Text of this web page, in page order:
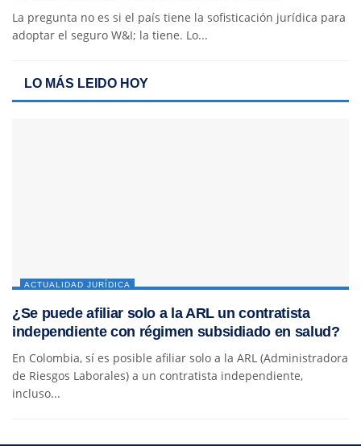
La pregunta no es si el país tiene la sofisticación jurídica para
adoptar el seguro W&I; la tiene. Lo...
LO MÁS LEIDO HOY
ACTUALIDAD JURÍDICA
¿Se puede afiliar solo a la ARL un contratista
independiente con régimen subsidiado en salud?
En Colombia, sí es posible afiliar solo a la ARL (Administradora
de Riesgos Laborales) a un contratista independiente,
incluso...